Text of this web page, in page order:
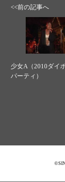
<<前の記事へ
少女A（2010ダイ
パーティ）